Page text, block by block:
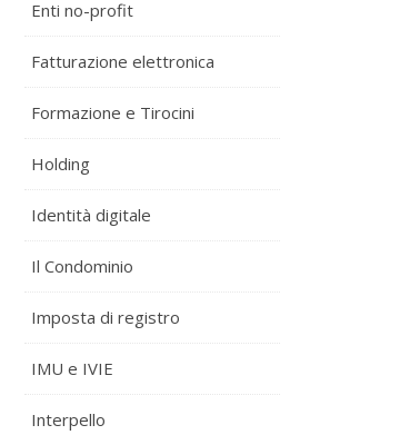
Enti no-profit
Fatturazione elettronica
Formazione e Tirocini
Holding
Identità digitale
Il Condominio
Imposta di registro
IMU e IVIE
Interpello